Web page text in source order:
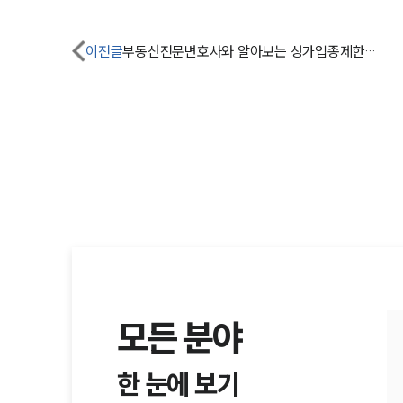
이전글 부동산전문변호사와 알아보는 상가업종제한약정이란?
모든 분야
한 눈에 보기